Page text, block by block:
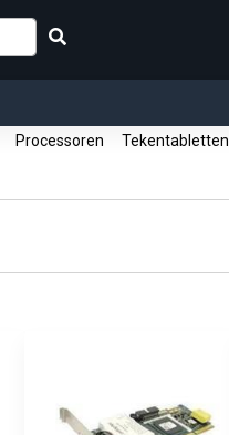
Processoren Tekentabletten